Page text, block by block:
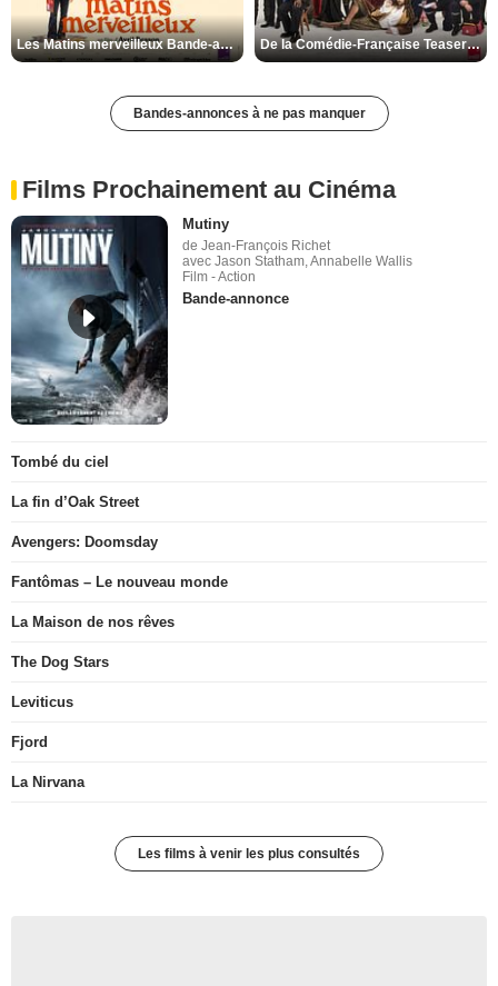
Les Matins merveilleux Bande-annonce VF De la Comédie-Française Teaser VF
Bandes-annonces à ne pas manquer
Films Prochainement au Cinéma
Mutiny
de Jean-François Richet
avec Jason Statham, Annabelle Wallis
Film - Action
Bande-annonce
Tombé du ciel
La fin d’Oak Street
Avengers: Doomsday
Fantômas – Le nouveau monde
La Maison de nos rêves
The Dog Stars
Leviticus
Fjord
La Nirvana
Les films à venir les plus consultés